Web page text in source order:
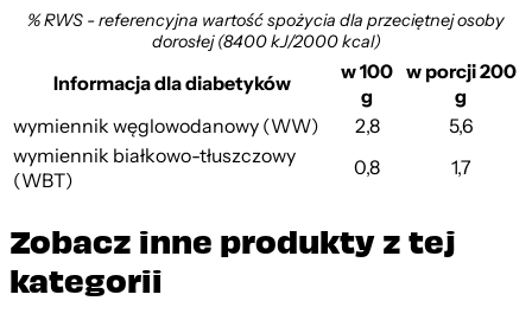
% RWS - referencyjna wartość spożycia dla przeciętnej osoby
dorosłej (8400 kJ/2000 kcal)
Informacja dla diabetyków
w 100
g
w porcji 200
g
wymiennik węglowodanowy (WW)
2,8
5,6
wymiennik białkowo-tłuszczowy
(WBT)
0,8 1,7
Zobacz inne produkty z tej
kategorii